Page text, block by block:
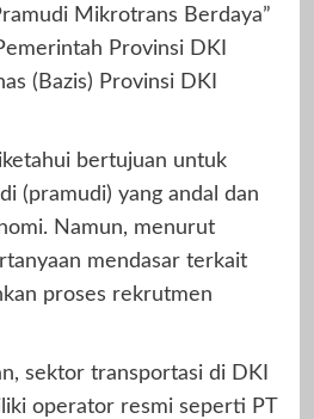
Mikrotrans Berdaya”
Provinsi DKI
(Bazis) Provinsi DKI
bertujuan untuk
(pramudi) yang andal dan
Namun, menurut
mendasar terkait
proses rekrutmen
sektor transportasi di DKI
operator resmi seperti PT